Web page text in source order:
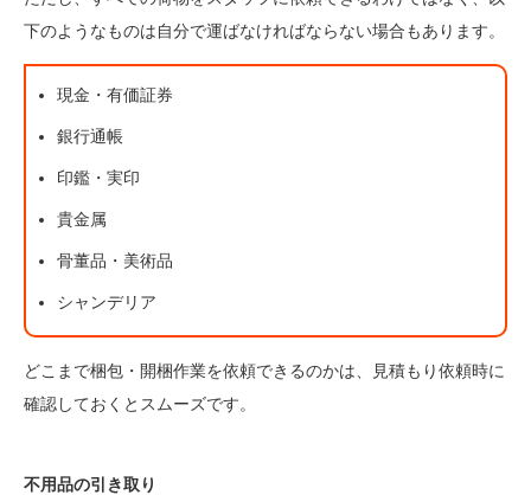
下のようなものは自分で運ばなければならない場合もあります。
現金・有価証券
銀行通帳
印鑑・実印
貴金属
骨董品・美術品
シャンデリア
どこまで梱包・開梱作業を依頼できるのかは、見積もり依頼時に
確認しておくとスムーズです。
不用品の引き取り